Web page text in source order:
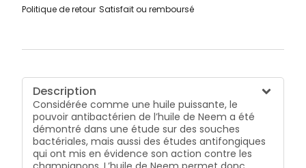
Politique de retour Satisfait ou remboursé
Description
Considérée comme une huile puissante, le
pouvoir antibactérien de l’huile de Neem a été
démontré dans une étude sur des souches
bactériales, mais aussi des études antifongiques
qui ont mis en évidence son action contre les